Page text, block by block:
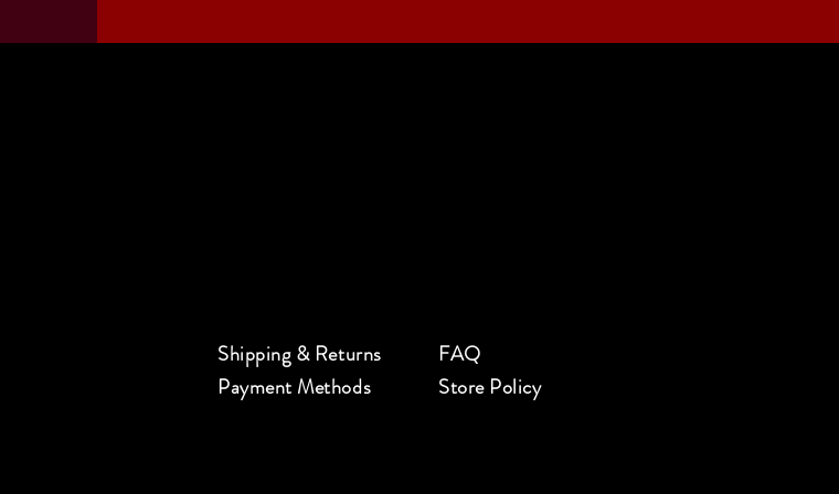
Shipping & Returns
Payment Methods
FAQ
Store Policy